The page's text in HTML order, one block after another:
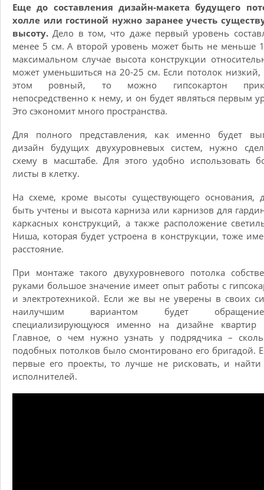
Еще до составления дизайн-макета будущего
холле или гостиной нужно заранее учесть
высоту. Дело в том, что даже первый уровень
менее 5 см. А второй уровень может быть не меньше
максимальном случае высота конструкции
может уменьшиться на 20-25 см. Если потолок
этом ровный, то можно гипсокартон
непосредственно к нему, и он будет являться первым
Это сэкономит много пространства.
Для полного представления, как именно будет
дизайн будущих двухуровневых систем, нужно
схему в масштабе. Для этого удобно использовать
листы в клетку.
На схеме, кроме высоты существующего основания,
быть учтены и высота карниза или карнизов для
каркасных конструкций, а также расположение
Ниша, которая будет устроена в конструкции, тоже
расстояние.
При монтаже такого двухуровневого потолка
руками большое значение имеет опыт работы с
и электротехникой. Если же вы не уверены в своих
наилучшим вариантом будет
специализирующуюся именно на дизайне квартир
Главное, о чем нужно узнать у подрядчика –
подобных потолков было смонтировано его бригадой.
первые его проекты, то лучше не рисковать, и найти
исполнителей.